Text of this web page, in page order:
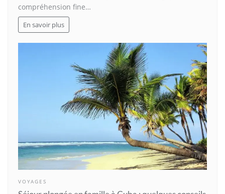
compréhension fine…
En savoir plus
VOYAGES